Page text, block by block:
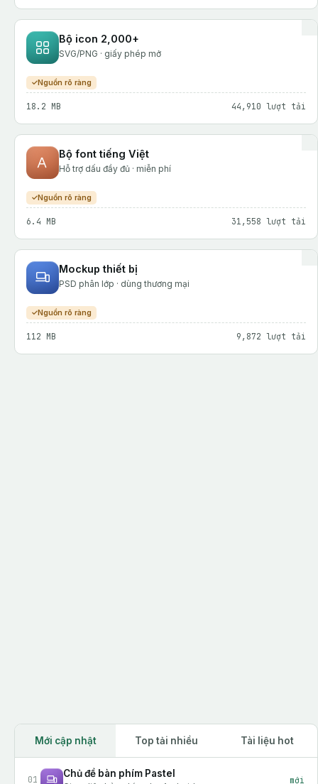
Bộ icon 2,000+
SVG/PNG · giấy phép mở
Nguồn rõ ràng
18.2 MB 44,910 lượt tải
Bộ font tiếng Việt
Hỗ trợ dấu đầy đủ · miễn phí
Nguồn rõ ràng
6.4 MB 31,558 lượt tải
Mockup thiết bị
PSD phân lớp · dùng thương mại
Nguồn rõ ràng
112 MB 9,872 lượt tải
Mới cập nhật Top tải nhiều Tài liệu hot
01
Chủ đề bàn phím Pastel
mới